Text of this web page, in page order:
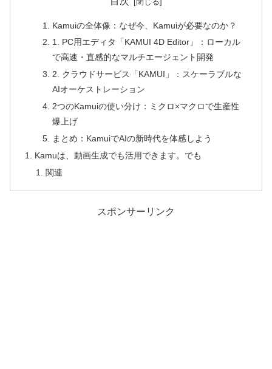
Kamuiの全体像：なぜ今、Kamuiが必要なのか？
1. PC用エディタ「KAMUI 4D Editor」：ローカル
で高速・直感的なマルチエージェント開発
2. クラウドサービス「KAMUI」：スケーラブルな
AIオーケストレーション
2つのKamuiの使い分け：ミクロ×マクロで生産性
爆上げ
まとめ：KamuiでAIの新時代を体感しよう
Kamuは、動画生成でも活用できます。でも
関連
スポンサーリンク